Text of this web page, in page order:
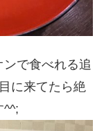
で食べれる追
に来てたら絶
^^;